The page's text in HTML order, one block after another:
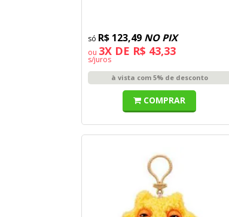
R$ 123,49 NO PIX
ou 3X DE R$ 43,33
s/juros
à vista com 5% de desconto
COMPRAR